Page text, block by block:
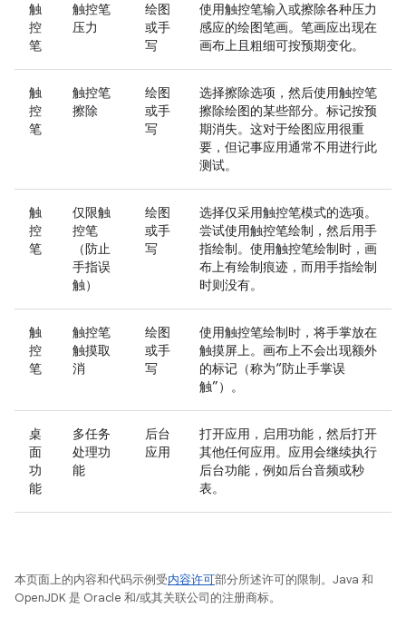
触
控
笔
触控笔
压力
绘图
或手
写
使用触控笔输入或擦除各种压力
感应的绘图笔画。笔画应出现在
画布上且粗细可按预期变化。
触
控
笔
触控笔
擦除
绘图
或手
写
选择擦除选项，然后使用触控笔
擦除绘图的某些部分。标记按预
期消失。这对于绘图应用很重
要，但记事应用通常不用进行此
测试。
触
控
笔
仅限触
控笔
（防止
手指误
触）
绘图
或手
写
选择仅采用触控笔模式的选项。
尝试使用触控笔绘制，然后用手
指绘制。使用触控笔绘制时，画
布上有绘制痕迹，而用手指绘制
时则没有。
触
控
笔
触控笔
触摸取
消
绘图
或手
写
使用触控笔绘制时，将手掌放在
触摸屏上。画布上不会出现额外
的标记（称为“防止手掌误
触”）。
桌
面
功
能
多任务
处理功
能
后台
应用
打开应用，启用功能，然后打开
其他任何应用。应用会继续执行
后台功能，例如后台音频或秒
表。
本页面上的内容和代码示例受内容许可部分所述许可的限制。Java 和
OpenJDK 是 Oracle 和/或其关联公司的注册商标。